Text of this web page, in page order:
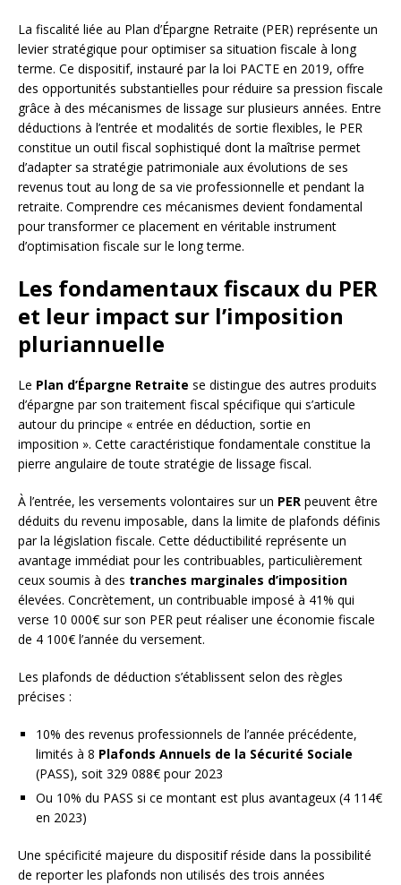
La fiscalité liée au Plan d’Épargne Retraite (PER) représente un
levier stratégique pour optimiser sa situation fiscale à long
terme. Ce dispositif, instauré par la loi PACTE en 2019, offre
des opportunités substantielles pour réduire sa pression fiscale
grâce à des mécanismes de lissage sur plusieurs années. Entre
déductions à l’entrée et modalités de sortie flexibles, le PER
constitue un outil fiscal sophistiqué dont la maîtrise permet
d’adapter sa stratégie patrimoniale aux évolutions de ses
revenus tout au long de sa vie professionnelle et pendant la
retraite. Comprendre ces mécanismes devient fondamental
pour transformer ce placement en véritable instrument
d’optimisation fiscale sur le long terme.
Les fondamentaux fiscaux du PER
et leur impact sur l’imposition
pluriannuelle
Le Plan d’Épargne Retraite se distingue des autres produits
d’épargne par son traitement fiscal spécifique qui s’articule
autour du principe « entrée en déduction, sortie en
imposition ». Cette caractéristique fondamentale constitue la
pierre angulaire de toute stratégie de lissage fiscal.
À l’entrée, les versements volontaires sur un PER peuvent être
déduits du revenu imposable, dans la limite de plafonds définis
par la législation fiscale. Cette déductibilité représente un
avantage immédiat pour les contribuables, particulièrement
ceux soumis à des tranches marginales d’imposition
élevées. Concrètement, un contribuable imposé à 41% qui
verse 10 000€ sur son PER peut réaliser une économie fiscale
de 4 100€ l’année du versement.
Les plafonds de déduction s’établissent selon des règles
précises :
10% des revenus professionnels de l’année précédente,
limités à 8 Plafonds Annuels de la Sécurité Sociale
(PASS), soit 329 088€ pour 2023
Ou 10% du PASS si ce montant est plus avantageux (4 114€
en 2023)
Une spécificité majeure du dispositif réside dans la possibilité
de reporter les plafonds non utilisés des trois années